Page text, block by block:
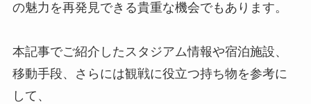
の魅力を再発見できる貴重な機会でもあります。
本記事でご紹介したスタジアム情報や宿泊施設、
移動手段、さらには観戦に役立つ持ち物を参考に
して、